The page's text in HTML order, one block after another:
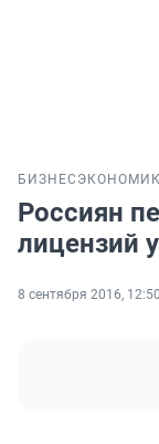
БИЗНЕС
Россиян
лицензий
8 сентября 2016, 12:50